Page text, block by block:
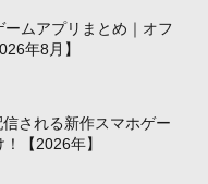
ムアプリまとめ｜オフ
年8月】
信される新作スマホゲー
【2026年】